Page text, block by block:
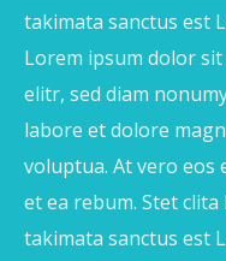
takimata sanctus est
Lorem ipsum dolor
elitr, sed diam
labore et dolore
voluptua. At vero eos
et ea rebum. Stet
takimata sanctus est